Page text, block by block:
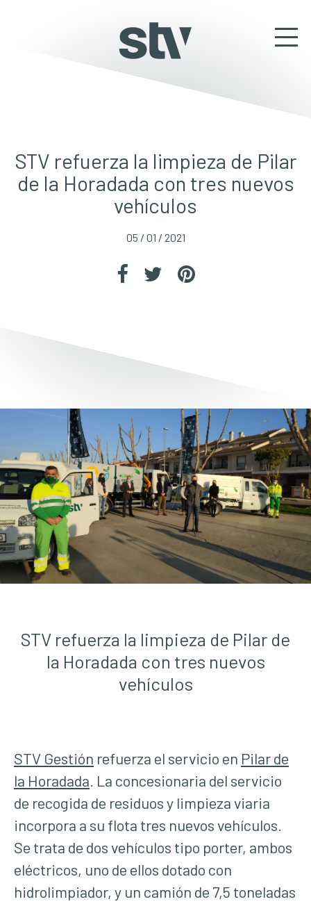
STV refuerza la limpieza de Pilar
de la Horadada con tres nuevos
vehículos
05 / 01 / 2021
STV refuerza la limpieza de Pilar de
la Horadada con tres nuevos
vehículos
STV Gestión refuerza el servicio en Pilar de
la Horadada . La concesionaria del servicio
de recogida de residuos y limpieza viaria
incorpora a su flota tres nuevos vehículos.
Se trata de dos vehículos tipo porter, ambos
eléctricos, uno de ellos dotado con
hidrolimpiador, y un camión de 7,5 toneladas